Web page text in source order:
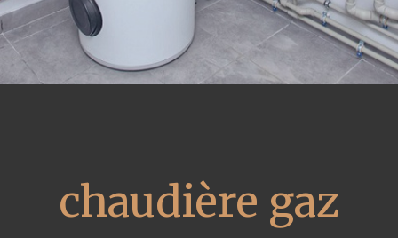
chaudière gaz